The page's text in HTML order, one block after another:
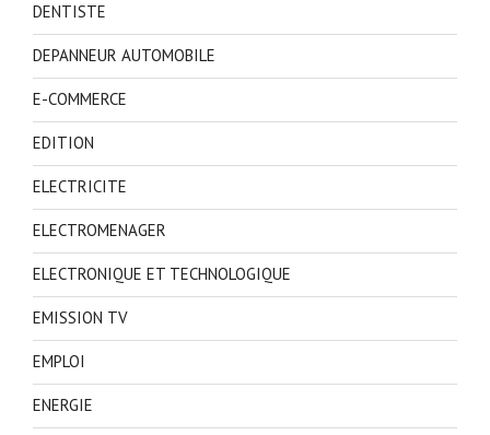
DENTISTE
DEPANNEUR AUTOMOBILE
E-COMMERCE
EDITION
ELECTRICITE
ELECTROMENAGER
ELECTRONIQUE ET TECHNOLOGIQUE
EMISSION TV
EMPLOI
ENERGIE